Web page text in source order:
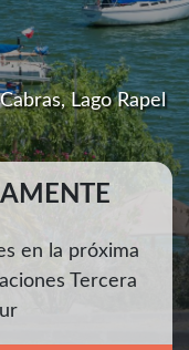
Lago Rapel
en la próxima
Tercera